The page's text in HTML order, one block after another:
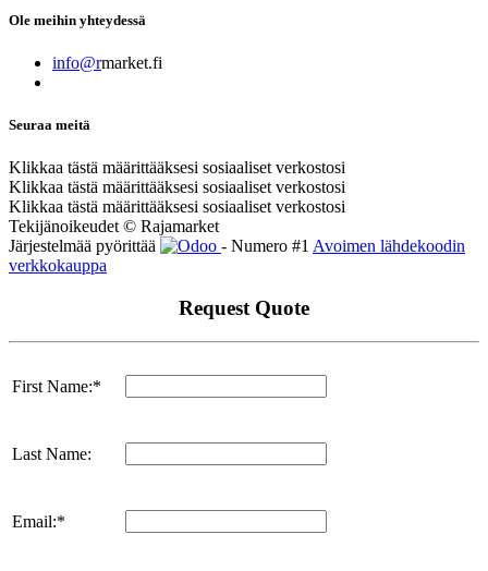
Ole meihin yhteydessä
info@rmarket.fi
Seuraa meitä
Klikkaa tästä määrittääksesi sosiaaliset verkostosi
Klikkaa tästä määrittääksesi sosiaaliset verkostosi
Klikkaa tästä määrittääksesi sosiaaliset verkostosi
Tekijänoikeudet © Rajamarket
Järjestelmää pyörittää
- Numero #1 Avoimen lähdekoodin
verkkokauppa
Request Quote
First Name:*
Last Name:
Email:*